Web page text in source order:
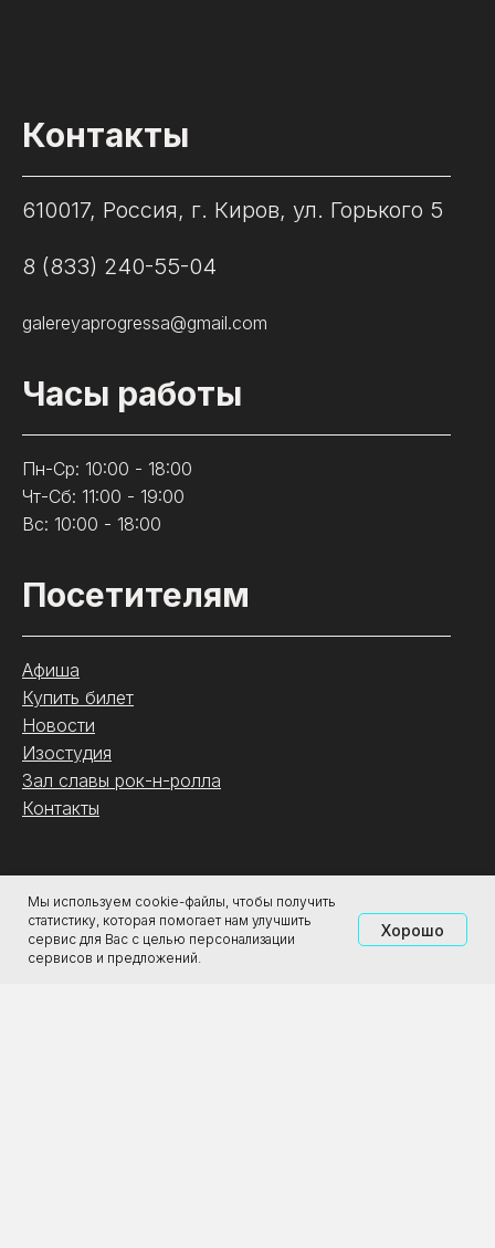
Мы используем cookie-файлы, чтобы получить
статистику, которая помогает нам улучшить
сервис для Вас с целью персонализации
сервисов и предложений.
Хорошо
Контакты
610017, Россия, г. Киров, ул. Горького 5
8 (833) 240-55-04
galereyaprogressa@gmail.com
Часы работы
Пн-Ср: 10:00 - 18:00
Чт-Сб: 11:00 - 19:00
Вс: 10:00 - 18:00
Посетителям
Афиша
Купить билет
Новости
Изостудия
Зал славы рок-н-ролла
Контакты
.
О галерее